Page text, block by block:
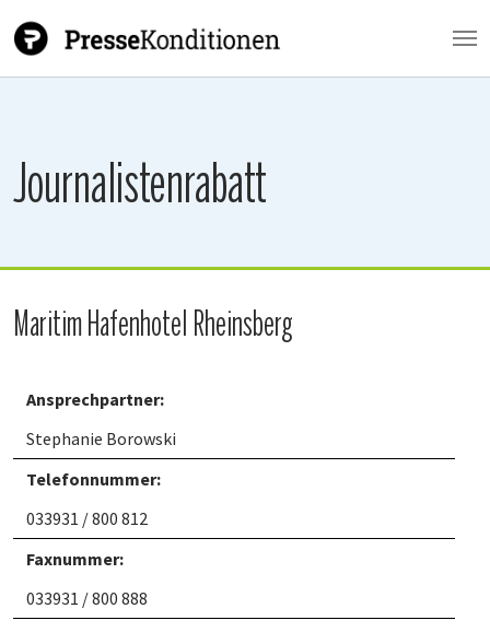
Journalistenrabatt
Maritim Hafenhotel Rheinsberg
Ansprechpartner:
Stephanie Borowski
Telefonnummer:
033931 / 800 812
Faxnummer:
033931 / 800 888